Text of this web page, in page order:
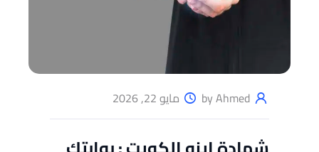
by Ahmed مايو 22, 2026